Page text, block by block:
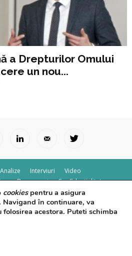
a Drepturilor Omului
un nou...
Analize Interviuri
Video
Despre noi Confidențialitate
by Control F5
cookiespentru a asigura
în continuare, va
acestora. Puteti schimba